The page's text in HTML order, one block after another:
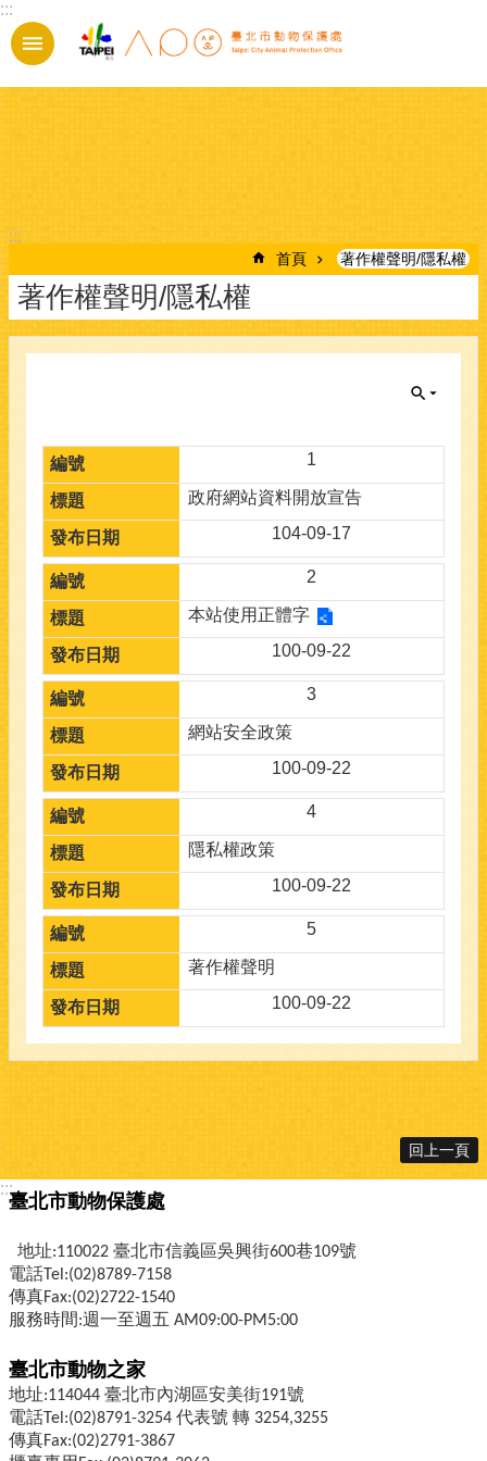
跳到主要內容區塊
:::
:::
首頁 著作權聲明/隱私權
著作權聲明/隱私權
1
政府網站資料開放宣告
104-09-17
2
本站使用正體字
100-09-22
3
網站安全政策
100-09-22
4
隱私權政策
100-09-22
5
著作權聲明
100-09-22
回上一頁
:::
臺北市動物保護處
地址:110022 臺北市信義區吳興街600巷109號
電話Tel:(02)8789-7158
傳真Fax:(02)2722-1540
服務時間:週一至週五 AM09:00-PM5:00
臺北市動物之家
地址:114044 臺北市內湖區安美街191號
電話Tel:(02)8791-3254 代表號 轉 3254,3255
傳真Fax:(02)2791-3867